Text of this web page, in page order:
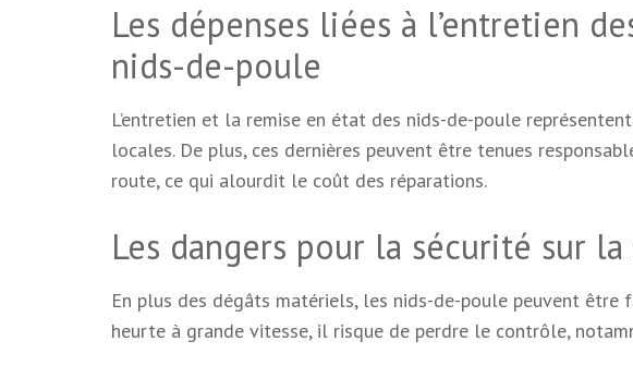
Les dépenses liées à l’entretien
nids-de-poule
L’entretien et la remise en état des nids-de-poule
locales. De plus, ces dernières peuvent être tenues
route, ce qui alourdit le coût des réparations.
Les dangers pour la sécurité sur
En plus des dégâts matériels, les nids-de-poule peuvent
heurte à grande vitesse, il risque de perdre le contrôle,